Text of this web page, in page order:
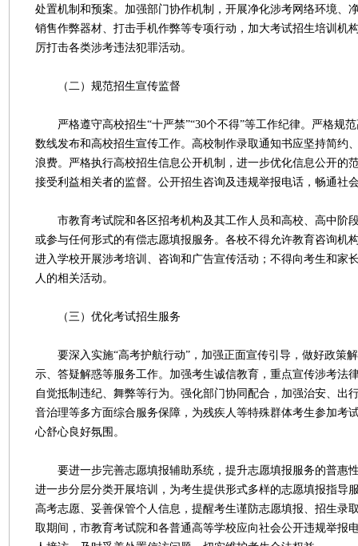
处置机制和预案。加强部门协作机制，开展净化涉考网络环境、
销售作弊器材、打击手机作弊等专项行动，加大考试招生培训机
厉打击各类涉考违法犯罪活动。
（二）规范招生宣传监督
严格遵守高校招生“十严禁”“30个不得”等工作纪律。严格规
数线发布和高校招生宣传工作。高校制作录取通知书应坚持简约
浪费。严格执行高校招生信息公开机制，进一步优化信息公开的
接受利益相关者的监督。公开招生咨询及违规举报电话，畅通社
市教育考试院和各区招考机构及其工作人员和高校、高中阶
或参与任何形式的有偿志愿填报服务。各校不得允许教育咨询机
进入学校开展涉考培训、咨询和广告宣传活动；不得向考生和家
人的相关活动。
（三）优化考试招生服务
要深入实施“高考护航行动”，加强正面宣传引导，做好政策
示、答疑解惑等服务工作。加强考生诚信教育，重点宣传涉考法
自觉抵制违纪、舞弊等行为。强化部门协同配合，加强治安、出
音治理等多方面综合服务保障，为残疾人等特殊群体考生参加考
心舒心良好氛围。
要进一步完善志愿填报辅助系统，提升志愿填报服务的普惠
进一步分层分类开展培训，为考生提供形式多样的志愿填报指导
高考志愿、妥善保管个人信息，提醒考生谨防志愿填报、招生录
取期间，市教育考试院和各普通高等学校应向社会公开违规举报